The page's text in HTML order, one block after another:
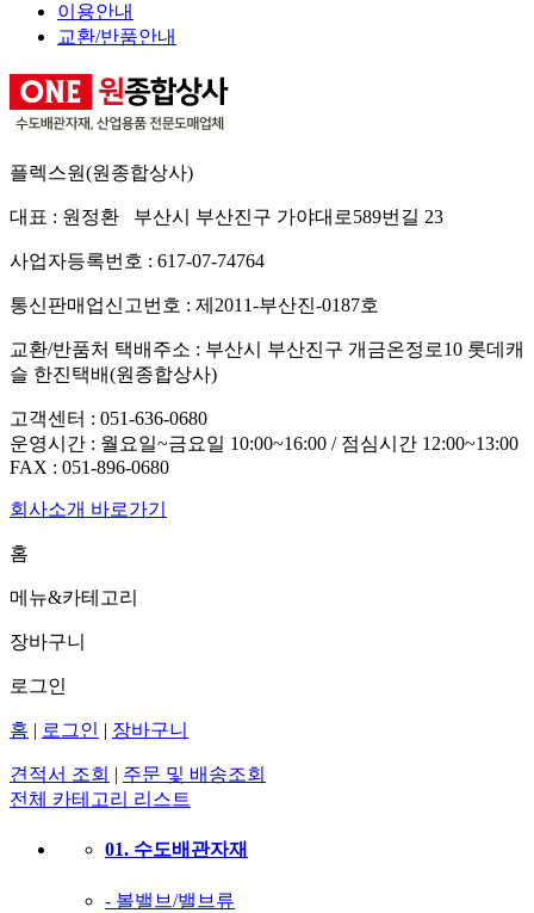
이용안내
교환/반품안내
플렉스원(원종합상사)
대표 : 원정환 부산시 부산진구 가야대로589번길 23
사업자등록번호 : 617-07-74764
통신판매업신고번호 : 제2011-부산진-0187호
교환/반품처 택배주소 : 부산시 부산진구 개금온정로10 롯데캐
슬 한진택배(원종합상사)
고객센터 : 051-636-0680
운영시간 : 월요일~금요일 10:00~16:00 / 점심시간 12:00~13:00
FAX : 051-896-0680
회사소개 바로가기
홈
메뉴&카테고리
장바구니
로그인
홈 | 로그인 | 장바구니
견적서 조회 | 주문 및 배송조회
전체 카테고리 리스트
01. 수도배관자재
- 볼밸브/밸브류